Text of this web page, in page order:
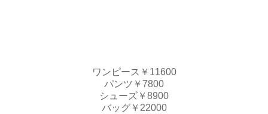
ワンピース￥11600
パンツ￥7800
シューズ￥8900
バッグ￥22000